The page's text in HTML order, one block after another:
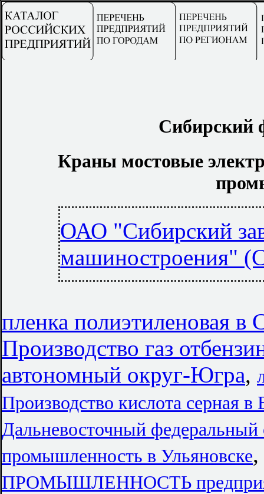
Сибирский
Краны мостовые
ОАО "Сибирский
машиностроения"
пленка полиэтиленовая в
Производство газ
автономный округ-Югра,
Производство кислота серная в
Дальневосточный федеральный
промышленность в Ульяновске,
ПРОМЫШЛЕННОСТЬ